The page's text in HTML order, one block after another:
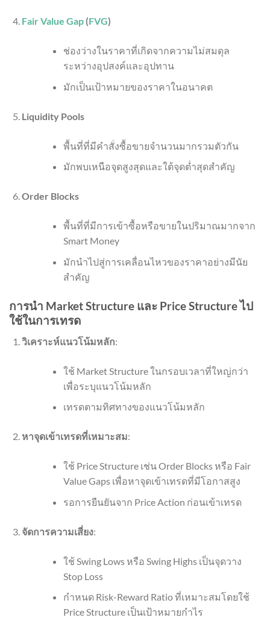
Fair Value Gap(FVG)
ช่องว่างในราคาที่เกิดจากความไม่สมดุล
ระหว่างอุปสงค์และอุปทาน
มักเป็นเป้าหมายของราคาในอนาคต
Liquidity Pools
พื้นที่ที่มีคำสั่งซื้อขายจำนวนมากรวมตัวกัน
มักพบเหนือจุดสูงสุดและใต้จุดต่ำสุดสำคัญ
Order Blocks
พื้นที่ที่มีการเข้าซื้อหรือขายในปริมาณมากจาก
Smart Money
มักนำไปสู่การเคลื่อนไหวของราคาอย่างมีนัย
สำคัญ
การนำ Market Structure และ Price Structure ไป
ใช้ในการเทรด
วิเคราะห์แนวโน้มหลัก:
ใช้ Market Structure ในกรอบเวลาที่ใหญ่กว่า
เพื่อระบุแนวโน้มหลัก
เทรดตามทิศทางของแนวโน้มหลัก
หาจุดเข้าเทรดที่เหมาะสม:
ใช้ Price Structure เช่น Order Blocks หรือ Fair
Value Gaps เพื่อหาจุดเข้าเทรดที่มีโอกาสสูง
รอการยืนยันจาก Price Action ก่อนเข้าเทรด
จัดการความเสี่ยง:
ใช้ Swing Lows หรือ Swing Highs เป็นจุดวาง
Stop Loss
กำหนด Risk-Reward Ratio ที่เหมาะสมโดยใช้
Price Structure เป็นเป้าหมายกำไร